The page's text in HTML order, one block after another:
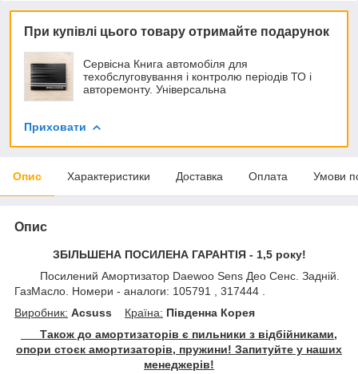
При купівлі цього товару отримайте подарунок
Сервісна Книга автомобіля для
техобслуговування і контролю періодів ТО і
авторемонту. Універсальна
Приховати
Опис Характеристики Доставка Оплата Умови
Опис
ЗБІЛЬШЕНА ПОСИЛЕНА ГАРАНТІЯ - 1,5 року!
Посилений Амортизатор Daewoo Sens Део Сенс. Задній.
ГазМасло. Номери - аналоги: 105791 , 317444 .
Виробник: Acsuss Крaїна: Південна Корея
Також до амортизаторів є пильники з відбійниками,
опори стоєк амортизаторів, пружини! Запитуйте у наших
менеджерів!